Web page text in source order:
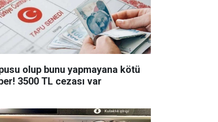
olup bunu yapmayana kötü
3500 TL cezası var